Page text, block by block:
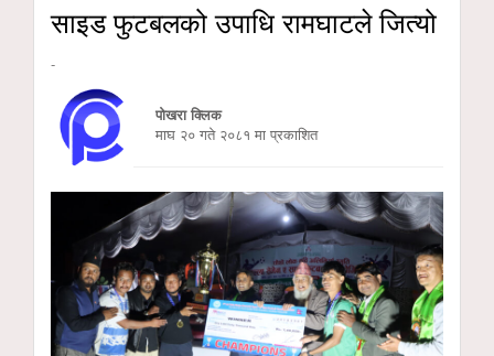
साइड फुटबलको उपाधि रामघाटले जित्यो
-
पोखरा क्लिक
माघ २० गते २०८१ मा प्रकाशित